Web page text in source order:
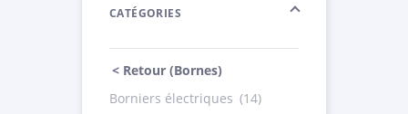
CATÉGORIES
< Retour (Bornes)
Borniers électriques (14)